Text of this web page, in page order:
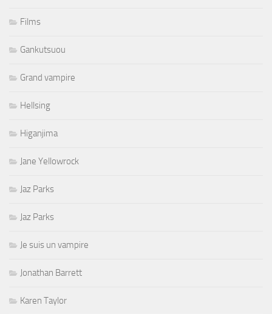
Films
Gankutsuou
Grand vampire
Hellsing
Higanjima
Jane Yellowrock
Jaz Parks
Jaz Parks
Je suis un vampire
Jonathan Barrett
Karen Taylor